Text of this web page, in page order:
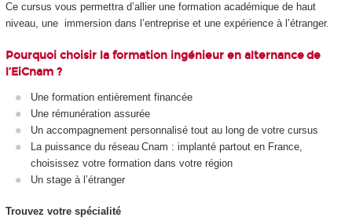
Ce cursus vous permettra d’allier une formation académique de haut
niveau, une immersion dans l’entreprise et une expérience à l’étranger.
Pourquoi choisir la formation ingénieur en alternance de
l’EiCnam ?
Une formation entièrement financée
Une rémunération assurée
Un accompagnement personnalisé tout au long de votre cursus
La puissance du réseau Cnam : implanté partout en France,
choisissez votre formation dans votre région
Un stage à l’étranger
Trouvez votre spécialité